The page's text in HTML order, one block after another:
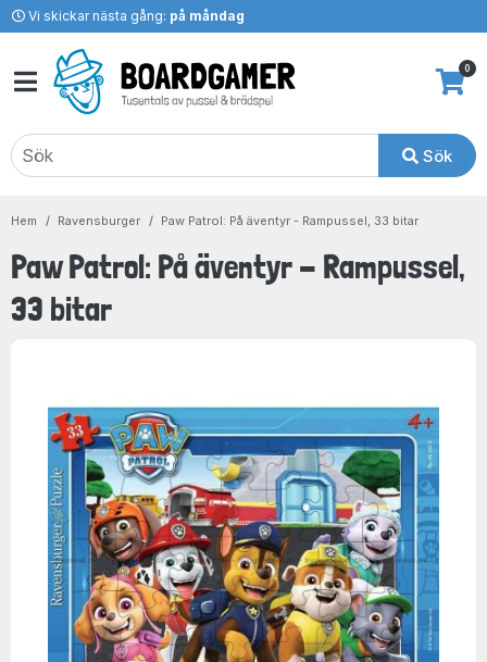
Vi skickar nästa gång: på måndag
Sök
0
Hem Ravensburger Paw Patrol: På äventyr - Rampussel, 33 bitar
Paw Patrol: På äventyr - Rampussel,
33 bitar